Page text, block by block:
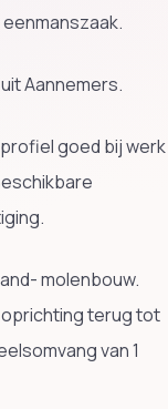
Aannemers.
goed bij werk
molenbouw.
terug tot
van 1